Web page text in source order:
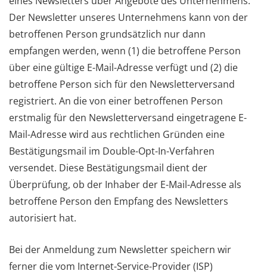
Der Newsletter unseres Unternehmens kann von der
betroffenen Person grundsätzlich nur dann
empfangen werden, wenn (1) die betroffene Person
über eine gültige E-Mail-Adresse verfügt und (2) die
betroffene Person sich für den Newsletterversand
registriert. An die von einer betroffenen Person
erstmalig für den Newsletterversand eingetragene E-
Mail-Adresse wird aus rechtlichen Gründen eine
Bestätigungsmail im Double-Opt-In-Verfahren
versendet. Diese Bestätigungsmail dient der
Überprüfung, ob der Inhaber der E-Mail-Adresse als
betroffene Person den Empfang des Newsletters
autorisiert hat.
Bei der Anmeldung zum Newsletter speichern wir
ferner die vom Internet-Service-Provider (ISP)